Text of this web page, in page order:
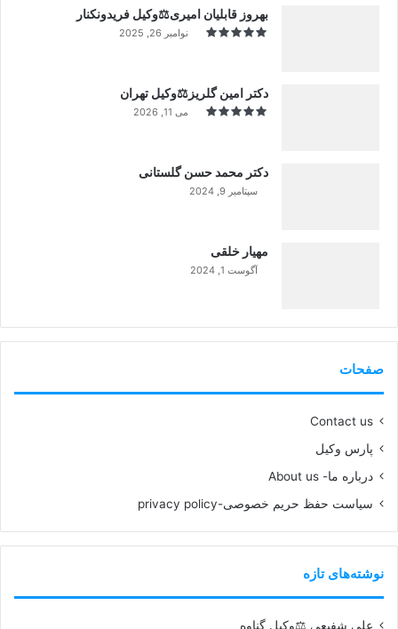
بهروز قابلیان امیری⚖️وکیل فریدونکنار
نوامبر 26, 2025
دکتر امین گلریز⚖️وکیل تهران
می 11, 2026
دکتر محمد حسن گلستانی
سپتامبر 9, 2024
مهیار خلقی
آگوست 1, 2024
صفحات
Contact us
پارس وکیل
درباره ما- About us
سیاست حفظ حریم خصوصی-privacy policy
نوشته‌های تازه
علی شفیعی ⚖️وکیل گناوه